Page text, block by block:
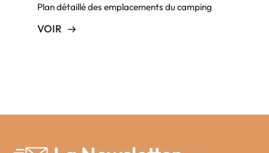
Plan détaillé des emplacements du camping
VOIR